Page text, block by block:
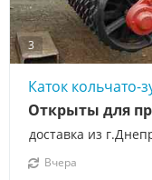
3
Каток
доставка из
Открыты для
Вчера